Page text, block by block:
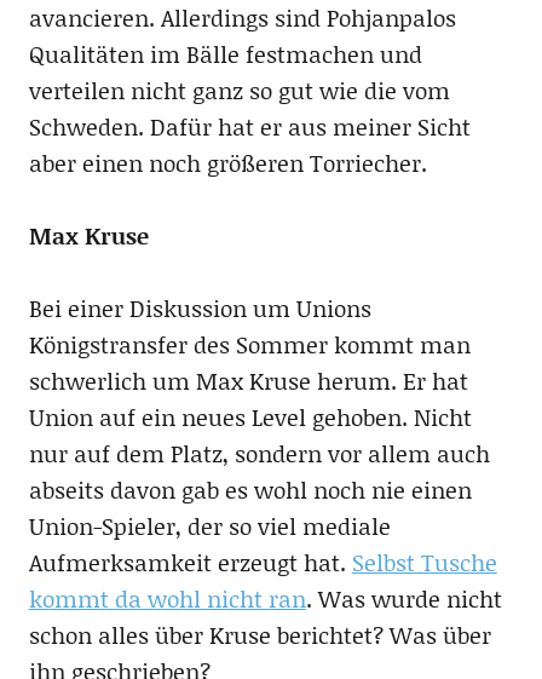
avancieren. Allerdings sind Pohjanpalos
Qualitäten im Bälle festmachen und
verteilen nicht ganz so gut wie die vom
Schweden. Dafür hat er aus meiner Sicht
aber einen noch größeren Torriecher.
Max Kruse
Bei einer Diskussion um Unions
Königstransfer des Sommer kommt man
schwerlich um Max Kruse herum. Er hat
Union auf ein neues Level gehoben. Nicht
nur auf dem Platz, sondern vor allem auch
abseits davon gab es wohl noch nie einen
Union-Spieler, der so viel mediale
Aufmerksamkeit erzeugt hat. Selbst Tusche
kommt da wohl nicht ran. Was wurde nicht
schon alles über Kruse berichtet? Was über
ihn geschrieben?